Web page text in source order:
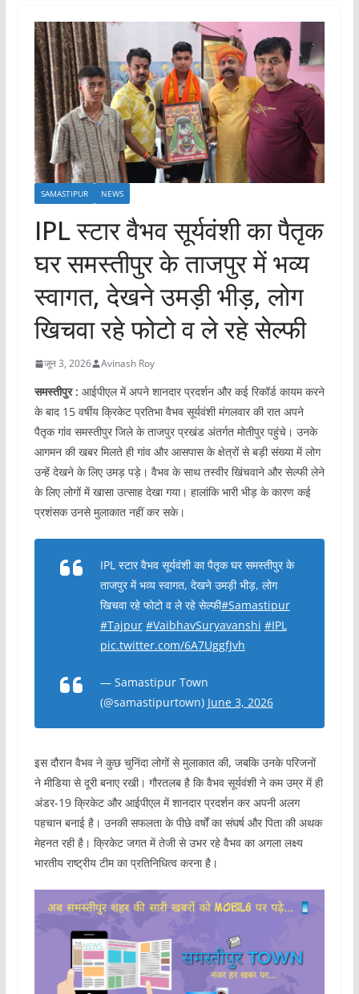
SAMASTIPUR NEWS
IPL स्टार वैभव सूर्यवंशी का पैतृक
घर समस्तीपुर के ताजपुर में भव्य
स्वागत, देखने उमड़ी भीड़, लोग
खिचवा रहे फोटो व ले रहे सेल्फी
जून 3, 2026 Avinash Roy
समस्तीपुर : आईपीएल में अपने शानदार प्रदर्शन और कई रिकॉर्ड कायम करने
के बाद 15 वर्षीय क्रिकेट प्रतिभा वैभव सूर्यवंशी मंगलवार की रात अपने
पैतृक गांव समस्तीपुर जिले के ताजपुर प्रखंड अंतर्गत मोतीपुर पहुंचे। उनके
आगमन की खबर मिलते ही गांव और आसपास के क्षेत्रों से बड़ी संख्या में लोग
उन्हें देखने के लिए उमड़ पड़े। वैभव के साथ तस्वीर खिंचवाने और सेल्फी लेने
के लिए लोगों में खासा उत्साह देखा गया। हालांकि भारी भीड़ के कारण कई
प्रशंसक उनसे मुलाकात नहीं कर सके।
IPL स्टार वैभव सूर्यवंशी का पैतृक घर समस्तीपुर के
ताजपुर में भव्य स्वागत, देखने उमड़ी भीड़, लोग
खिचवा रहे फोटो व ले रहे सेल्फी#Samastipur
#Tajpur #VaibhavSuryavanshi #IPL
pic.twitter.com/6A7UggfJvh
— Samastipur Town
(@samastipurtown) June 3, 2026
इस दौरान वैभव ने कुछ चुनिंदा लोगों से मुलाकात की, जबकि उनके परिजनों
ने मीडिया से दूरी बनाए रखी। गौरतलब है कि वैभव सूर्यवंशी ने कम उम्र में ही
अंडर-19 क्रिकेट और आईपीएल में शानदार प्रदर्शन कर अपनी अलग
पहचान बनाई है। उनकी सफलता के पीछे वर्षों का संघर्ष और पिता की अथक
मेहनत रही है। क्रिकेट जगत में तेजी से उभर रहे वैभव का अगला लक्ष्य
भारतीय राष्ट्रीय टीम का प्रतिनिधित्व करना है।